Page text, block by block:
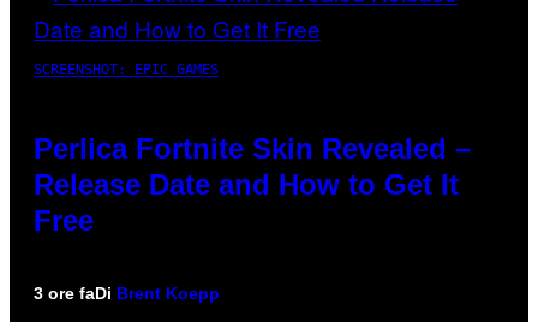
SCREENSHOT: EPIC GAMES
Perlica Fortnite Skin Revealed –
Release Date and How to Get It
Free
3 ore faDi Brent Koepp